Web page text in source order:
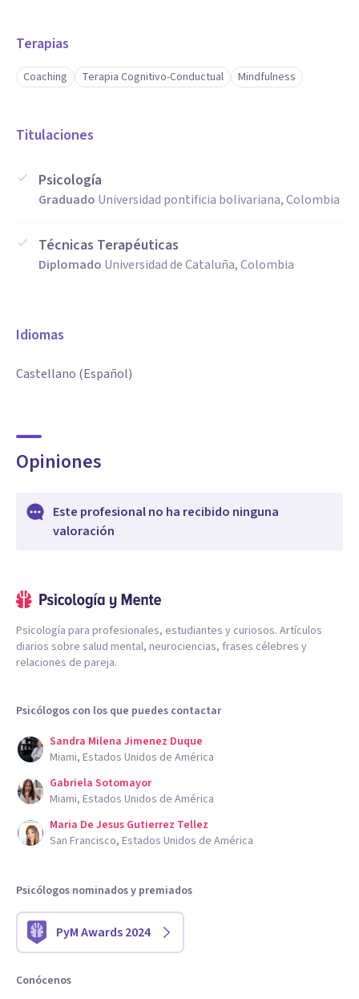
Terapias
Coaching Terapia Cognitivo-Conductual Mindfulness
Titulaciones
Psicología
Graduado Universidad pontificia bolivariana, Colombia
Técnicas Terapéuticas
Diplomado Universidad de Cataluña, Colombia
Idiomas
Castellano (Español)
Opiniones
Este profesional no ha recibido ninguna
valoración
Psicología para profesionales, estudiantes y curiosos. Artículos
diarios sobre salud mental, neurociencias, frases célebres y
relaciones de pareja.
Psicólogos con los que puedes contactar
Sandra Milena Jimenez Duque
Miami, Estados Unidos de América
Gabriela Sotomayor
Miami, Estados Unidos de América
Maria De Jesus Gutierrez Tellez
San Francisco, Estados Unidos de América
Psicólogos nominados y premiados
PyM Awards 2024
Conócenos